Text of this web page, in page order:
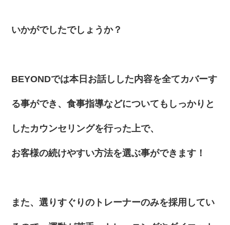
いかがでしたでしょうか？
BEYONDでは本日お話しした内容を全てカバーす
る事ができ、食事指導などについてもしっかりと
したカウンセリングを行った上で、
お客様の続けやすい方法を選ぶ事ができます！
また、選りすぐりのトレーナーのみを採用してい